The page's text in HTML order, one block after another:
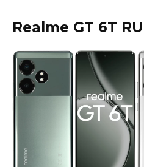
Realme GT 6T